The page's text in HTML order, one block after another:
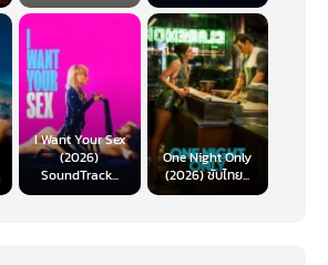
I Want Your Sex
(2026)
SoundTrack...
One Night Only
(2026) ซับไทย...